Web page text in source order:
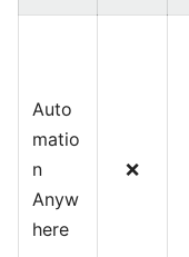
Auto
matio
n
Anyw
here
❌